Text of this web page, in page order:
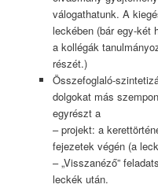
válogathatunk. A
leckében (bár egy-két
a kollégák
részét.)
Összefoglaló-
dolgokat más
egyrészt a
– projekt: a
fejezetek végén (a
– „Visszanéző”
leckék után.